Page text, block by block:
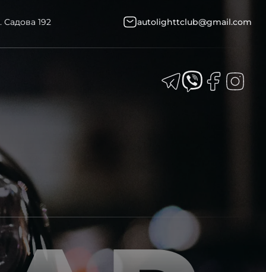
Садова 192 autolighttclub@gmail.com